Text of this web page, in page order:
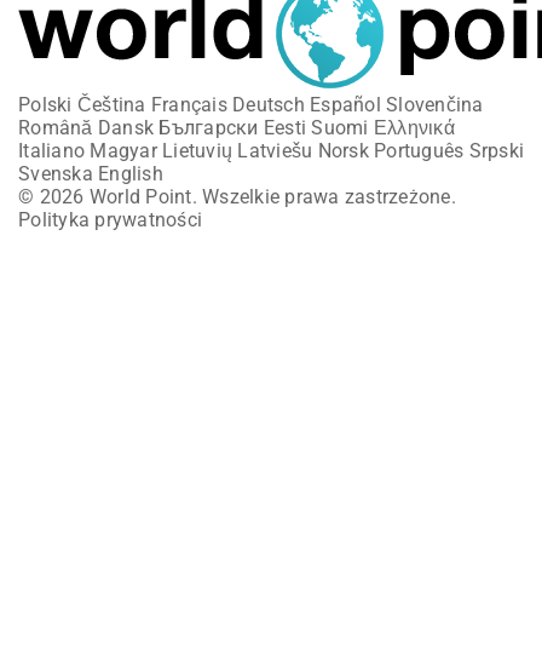
Polski Čeština Français Deutsch Español Slovenčina
Română Dansk Български Eesti Suomi Ελληνικά
Italiano Magyar Lietuvių Latviešu Norsk Português Srpski
Svenska English
© 2026 World Point. Wszelkie prawa zastrzeżone.
Polityka prywatności